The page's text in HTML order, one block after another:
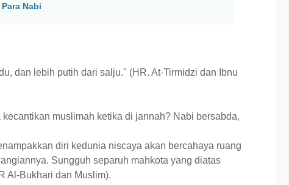
Nabi
dan lebih putih dari salju." (HR. At-Tirmidzi dan Ibnu
muslimah ketika di jannah? Nabi bersabda,
diri kedunia niscaya akan bercahaya ruang
Sungguh separuh mahkota yang diatas
Al-Bukhari dan Muslim).